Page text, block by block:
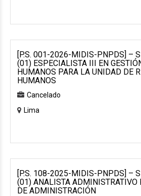
[P.S. 001-2026-MIDIS-PNPDS] –
(01) ESPECIALISTA III EN
HUMANOS PARA LA UNIDAD DE
HUMANOS
Cancelado
Lima
[P.S. 108-2025-MIDIS-PNPDS] –
(01) ANALISTA ADMINISTRATIVO
DE ADMINISTRACIÓN